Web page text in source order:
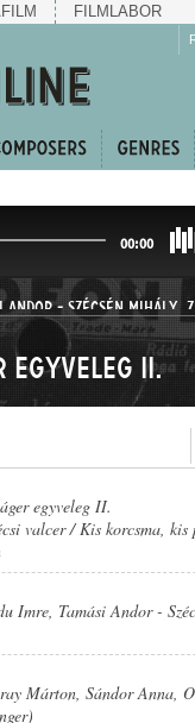
FILMLABOR
00:00
ANDOR- SZÉCSÉN MIHÁLY
egyveleg II.
egyveleg II.
valcer / Kis korcsma,
Imre, Tamási Andor-
Márton, Sándor Anna,